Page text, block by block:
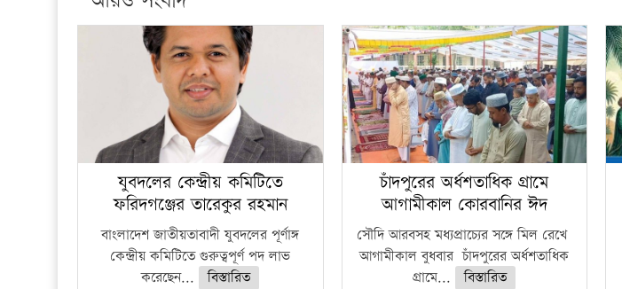
যুবদলের কেন্দ্রীয় কমিটিতে
ফরিদগঞ্জের তারেকুর রহমান
বাংলাদেশ জাতীয়তাবাদী যুবদলের পূর্ণাঙ্গ
কেন্দ্রীয় কমিটিতে গুরুত্বপূর্ণ পদ লাভ
করেছেন...
বিস্তারিত
চাঁদপুরের অর্ধশতাধিক গ্রামে
আগামীকাল কোরবানির ঈদ
সৌদি আরবসহ মধ্যপ্রাচ্যের সঙ্গে মিল রেখে
আগামীকাল বুধবার চাঁদপুরের অর্ধশতাধিক
গ্রামে...
বিস্তারিত